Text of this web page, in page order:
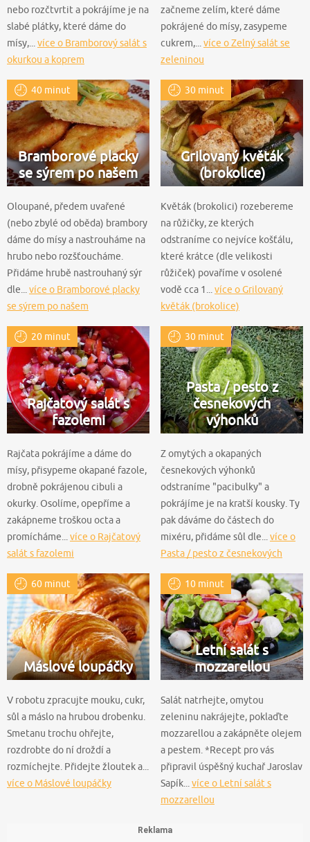
nebo rozčtvrtit a pokrájíme je na
slabé plátky, které dáme do
mísy,... více o Bramborový salát s
okurkou a koprem
začneme zelím, které dáme
pokrájené do mísy, zasypeme
cukrem,... více o Zelný salát se
zeleninou
40 minut
Bramborové placky
se sýrem po našem
Oloupané, předem uvařené
(nebo zbylé od oběda) brambory
dáme do mísy a nastrouháme na
hrubo nebo rozšťoucháme.
Přidáme hrubě nastrouhaný sýr
dle...více o Bramborové placky
se sýrem po našem
30 minut
Grilovaný květák
(brokolice)
Květák (brokolici) rozebereme
na růžičky, ze kterých
odstraníme co nejvíce košťálu,
které krátce (dle velikosti
růžiček) povaříme v osolené
vodě cca 1...více o Grilovaný
květák (brokolice)
20 minut
Rajčatový salát s
fazolemi
Rajčata pokrájíme a dáme do
mísy, přisypeme okapané fazole,
drobně pokrájenou cibuli a
okurky. Osolíme, opepříme a
zakápneme troškou octa a
promícháme... více o Rajčatový
salát s fazolemi
30 minut
Pasta / pesto z
česnekových
výhonků
Z omytých a okapaných
česnekových výhonků
odstraníme "pacibulky" a
pokrájíme je na kratší kousky. Ty
pak dáváme do částech do
mixéru, přidáme sůl dle... více o
Pasta / pesto z česnekových
60 minut
Máslové loupáčky
V robotu zpracujte mouku, cukr,
sůl a máslo na hrubou drobenku.
Smetanu trochu ohřejte,
rozdrobte do ní droždí a
rozmíchejte. Přidejte žloutek a...
více o Máslové loupáčky
10 minut
Letní salát s
mozzarellou
Salát natrhejte, omytou
zeleninu nakrájejte, poklaďte
mozzarellou a zakápněte olejem
a pestem. *Recept pro vás
připravil úspěšný kuchař Jaroslav
Sapík... více o Letní salát s
mozzarellou